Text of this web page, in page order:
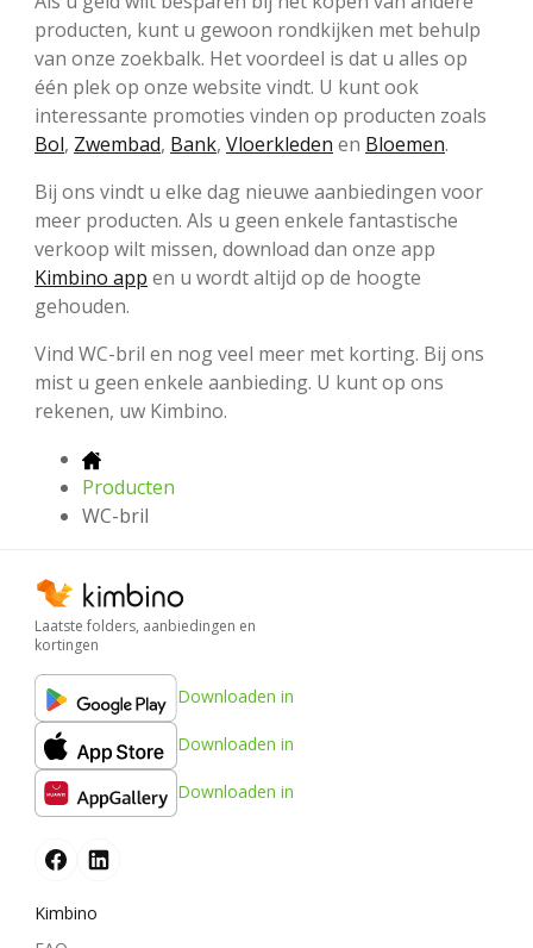
producten, kunt u gewoon rondkijken met behulp
van onze zoekbalk. Het voordeel is dat u alles op
één plek op onze website vindt. U kunt ook
interessante promoties vinden op producten zoals
Bol, Zwembad, Bank, Vloerkleden en Bloemen.
Bij ons vindt u elke dag nieuwe aanbiedingen voor
meer producten. Als u geen enkele fantastische
verkoop wilt missen, download dan onze app
Kimbino app en u wordt altijd op de hoogte
gehouden.
Vind WC-bril en nog veel meer met korting. Bij ons
mist u geen enkele aanbieding. U kunt op ons
rekenen, uw Kimbino.
Producten
WC-bril
Laatste folders, aanbiedingen en
kortingen
Downloaden in
Downloaden in
Downloaden in
Kimbino